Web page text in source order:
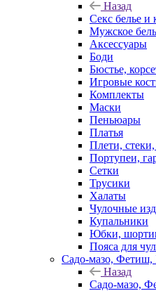
Назад
Секс белье и
Мужское
Аксессуары
Боди
Бюстье,
Игровые
Комплекты
Маски
Пеньюары
Платья
Плети,
Портупеи,
Сетки
Трусики
Халаты
Чулочные
Купальники
Юбки,
Пояса для
Садо-мазо,
Назад
Садо-мазо,